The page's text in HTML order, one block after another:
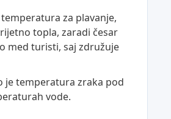
za plavanje,
topla, zaradi česar
med turisti, saj združuje
je temperatura zraka pod
vode.